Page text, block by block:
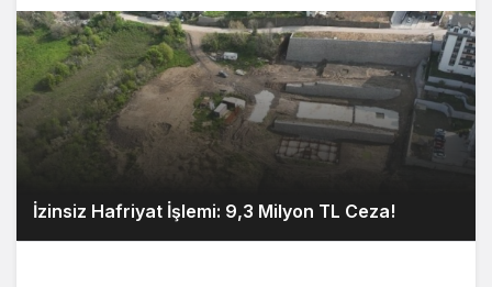
İzinsiz Hafriyat İşlemi: 9,3 Milyon TL Ceza!